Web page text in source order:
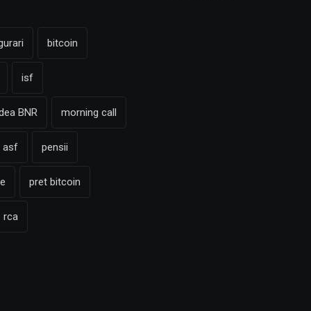
bitcoin
isf
BNR morning call
asf pensii
pret bitcoin
rca